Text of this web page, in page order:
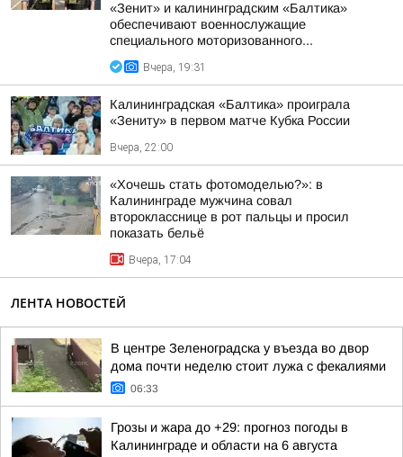
«Зенит» и калининградским «Балтика»
обеспечивают военнослужащие
специального моторизованного...
Вчера, 19:31
Калининградская «Балтика» проиграла
«Зениту» в первом матче Кубка России
Вчера, 22:00
«Хочешь стать фотомоделью?»: в
Калининграде мужчина совал
второкласснице в рот пальцы и просил
показать бельё
Вчера, 17:04
ЛЕНТА НОВОСТЕЙ
В центре Зеленоградска у въезда во двор
дома почти неделю стоит лужа с фекалиями
06:33
Грозы и жара до +29: прогноз погоды в
Калининграде и области на 6 августа